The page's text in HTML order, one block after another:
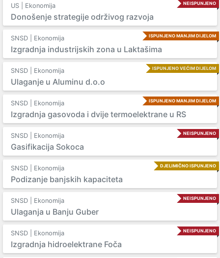
NEISPUNJENO
US | Ekonomija
Donošenje strategije održivog razvoja
ISPUNJENO MANJIM DIJELOM
SNSD | Ekonomija
Izgradnja industrijskih zona u Laktašima
ISPUNJENO VEĆIM DIJELOM
SNSD | Ekonomija
Ulaganje u Aluminu d.o.o
ISPUNJENO MANJIM DIJELOM
SNSD | Ekonomija
Izgradnja gasovoda i dvije termoelektrane u RS
NEISPUNJENO
SNSD | Ekonomija
Gasifikacija Sokoca
DJELIMIČNO ISPUNJENO
SNSD | Ekonomija
Podizanje banjskih kapaciteta
NEISPUNJENO
SNSD | Ekonomija
Ulaganja u Banju Guber
NEISPUNJENO
SNSD | Ekonomija
Izgradnja hidroelektrane Foča